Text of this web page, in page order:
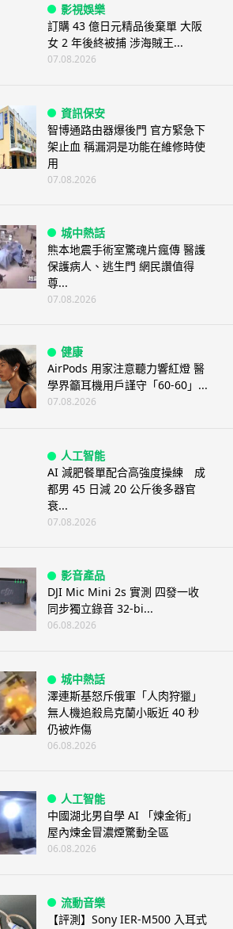
影視娛樂
訂購 43 億日元精品後棄單 大阪
女 2 年後終被捕 涉海賊王...
07.08.2026
資訊保安
智博通路由器爆後門 官方緊急下
架止血 稱漏洞是功能在維修時使
用
07.08.2026
城中熱話
熊本地震手術室驚魂片瘋傳 醫護
保護病人、逃生門 網民讚值得
尊...
07.08.2026
健康
AirPods 用家注意聽力響紅燈 醫
學界籲耳機用戶謹守「60-60」...
07.08.2026
人工智能
AI 減肥餐單配合高強度操練 成
都男 45 日減 20 公斤後多器官
衰...
07.08.2026
影音產品
DJI Mic Mini 2s 實測 四發一收
同步獨立錄音 32-bi...
06.08.2026
城中熱話
澤連斯基怒斥俄軍「人肉狩獵」
無人機追殺烏克蘭小販近 40 秒
仍被炸傷
06.08.2026
人工智能
中國湖北男自學 AI 「煉金術」
屋內煉金冒濃煙驚動全區
06.08.2026
流動音樂
【評測】Sony IER-M500 入耳式